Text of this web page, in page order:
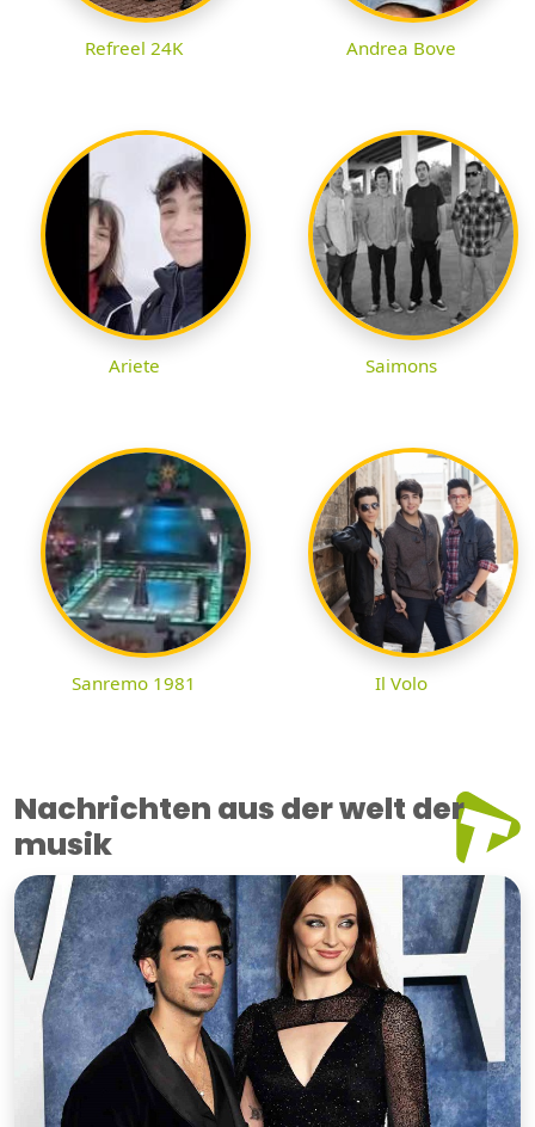
Refreel 24K Andrea Bove
Ariete Saimons
Sanremo 1981 Il Volo
Nachrichten aus der welt der
musik